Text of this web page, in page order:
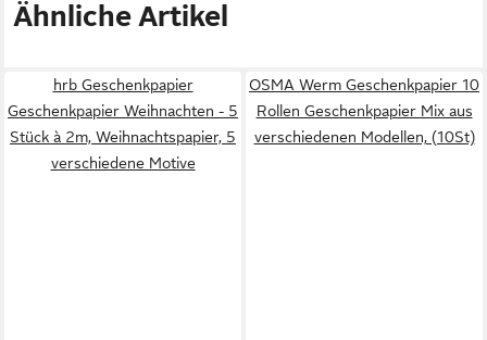
Ähnliche Artikel
hrb Geschenkpapier
Geschenkpapier Weihnachten - 5
Stück à 2m, Weihnachtspapier, 5
verschiedene Motive
OSMA Werm Geschenkpapier 10
Rollen Geschenkpapier Mix aus
verschiedenen Modellen, (10St)